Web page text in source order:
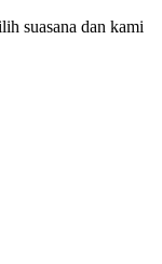
suasana dan kami